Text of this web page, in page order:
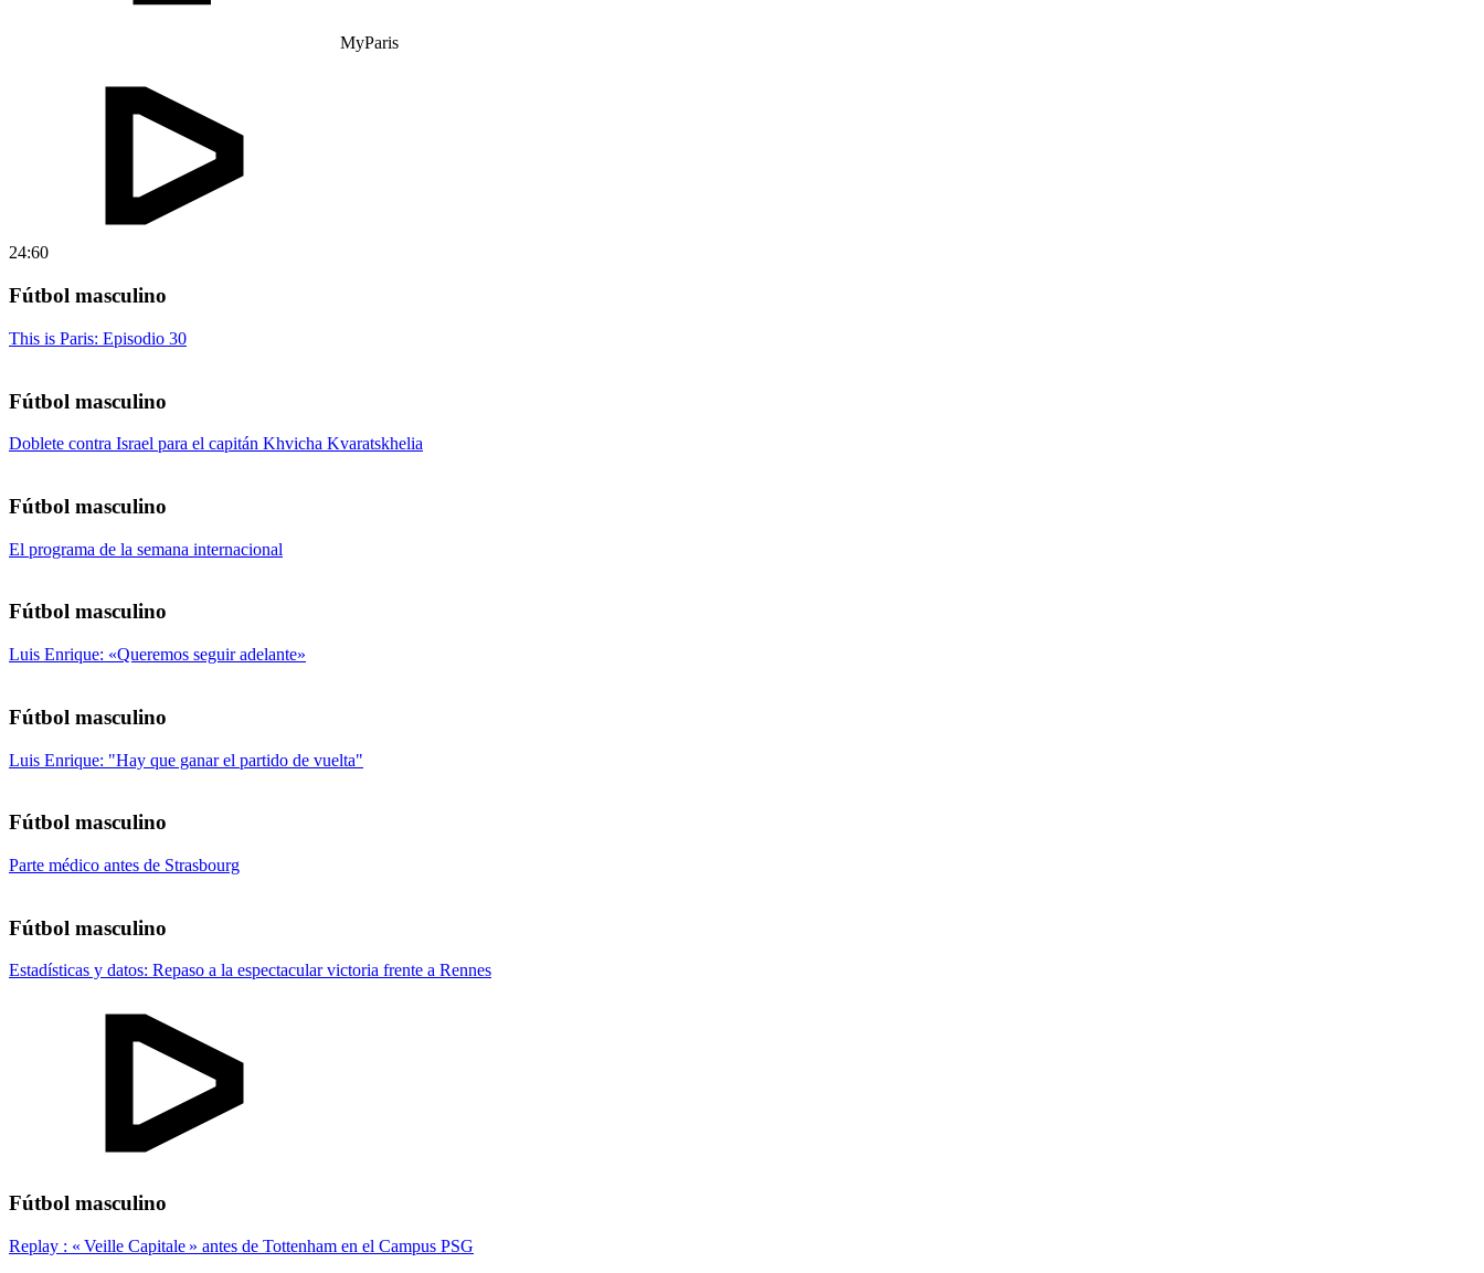
MyParis
24:60
Fútbol masculino
This is Paris: Episodio 30
Fútbol masculino
Doblete contra Israel para el capitán Khvicha Kvaratskhelia
Fútbol masculino
El programa de la semana internacional
Fútbol masculino
Luis Enrique: «Queremos seguir adelante»
Fútbol masculino
Luis Enrique: "Hay que ganar el partido de vuelta"
Fútbol masculino
Parte médico antes de Strasbourg
Fútbol masculino
Estadísticas y datos: Repaso a la espectacular victoria frente a Rennes
Fútbol masculino
Replay : « Veille Capitale » antes de Tottenham en el Campus PSG